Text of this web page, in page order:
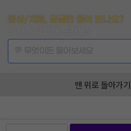
증상/치료, 궁금한 점이 있나요?
맨 위로 돌아가기